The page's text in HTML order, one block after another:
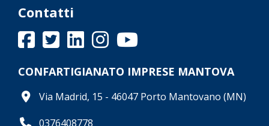
Contatti
CONFARTIGIANATO IMPRESE MANTOVA
Via Madrid, 15 - 46047 Porto Mantovano (MN)
0376408778